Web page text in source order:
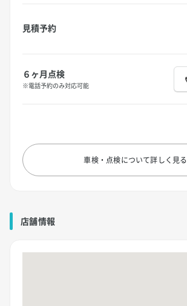
見積予約
６ヶ月点検
※電話予約のみ対応可能
車検・点検について詳しく見る
店舗情報